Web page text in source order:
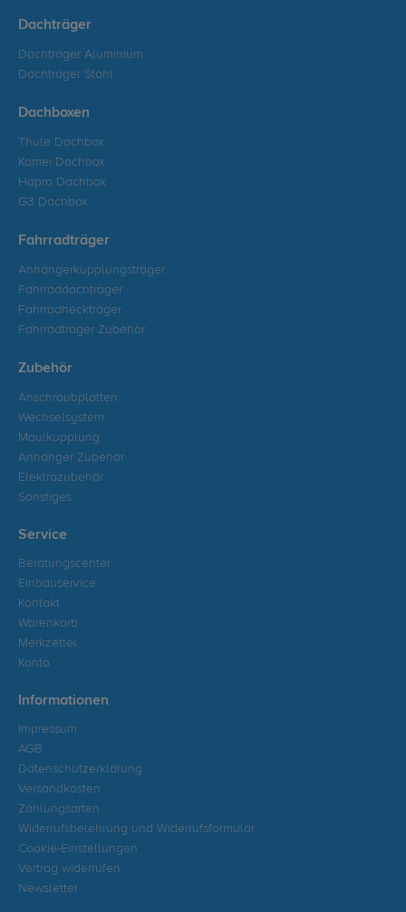
Dachträger
Dachträger Aluminium
Dachträger Stahl
Dachboxen
Thule Dachbox
Kamei Dachbox
Hapro Dachbox
G3 Dachbox
Fahrradträger
Anhängerkupplungsträger
Fahrraddachträger
Fahrradheckträger
Fahrradträger Zubehör
Zubehör
Anschraubplatten
Wechselsystem
Maulkupplung
Anhänger Zubehör
Elektrozubehör
Sonstiges
Service
Beratungscenter
Einbauservice
Kontakt
Warenkorb
Merkzettel
Konto
Informationen
Impressum
AGB
Datenschutzerklärung
Versandkosten
Zahlungsarten
Widerrufsbelehrung und Widerrufsformular
Cookie-Einstellungen
Vertrag widerrufen
Newsletter